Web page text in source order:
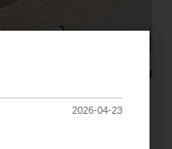
2026-04-23